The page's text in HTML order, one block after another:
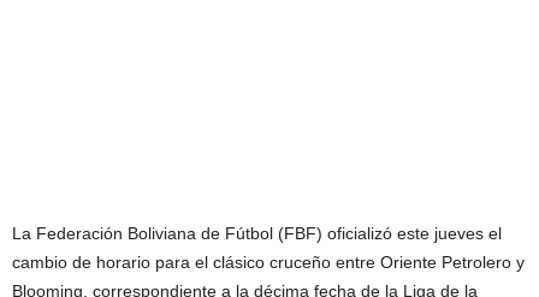
La Federación Boliviana de Fútbol (FBF) oficializó este jueves el
cambio de horario para el clásico cruceño entre Oriente Petrolero y
Blooming, correspondiente a la décima fecha de la Liga de la